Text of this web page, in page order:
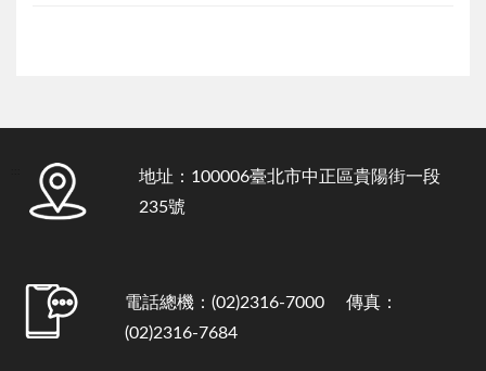
地址：100006臺北市中正區貴陽街一段
235號
電話總機：(02)2316-7000 傳真：
(02)2316-7684